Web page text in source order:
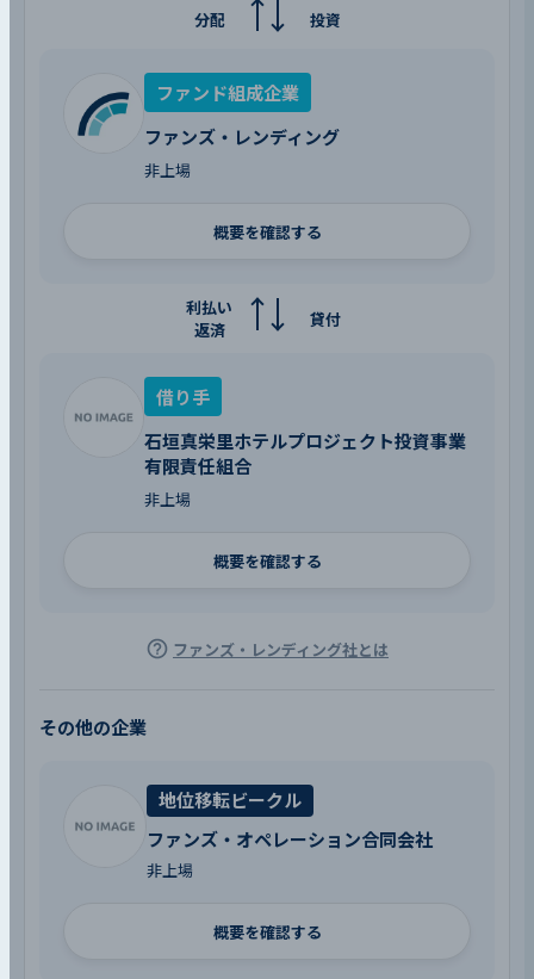
投資
分配
ファンド組成企業
ファンズ・レンディング
非上場
概要を確認する
貸付
利払い
返済
借り手
石垣真栄里ホテルプロジェクト投資事業
有限責任組合
非上場
概要を確認する
ファンズ・レンディング社とは
その他の企業
地位移転ビークル
ファンズ・オペレーション合同会社
非上場
概要を確認する